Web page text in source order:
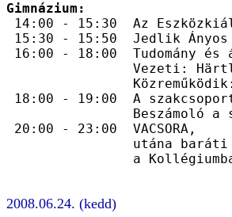
Gimnázium:
14:00 - 15:30  Az
15:30 - 15:50  Jedlik
16:00 - 18:00  Tudomány és
Vezeti:
18:00 - 19:00  A
Beszámoló a
20:00 - 23:00  VACSORA,
utána
2008.06.24. (kedd)